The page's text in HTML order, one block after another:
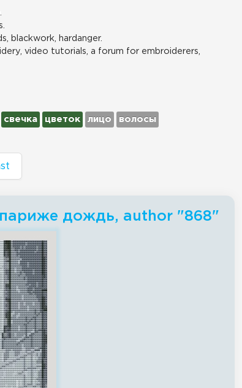
blackwork, hardanger.
video tutorials, a forum for embroiderers,
свечка цветок лицо волосы
дождь, author "868"